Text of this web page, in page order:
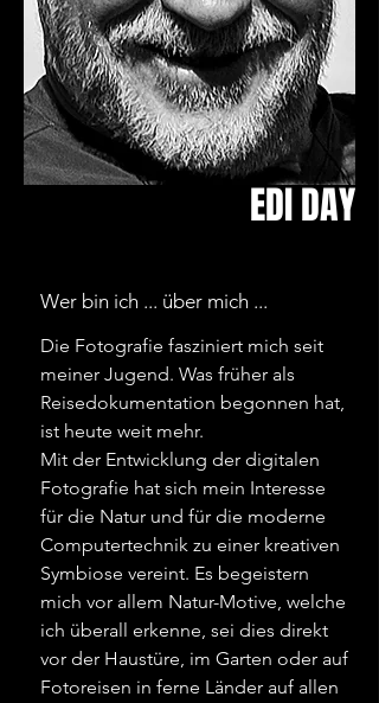
EDI DAY
Wer bin ich ... über mich ...
Die Fotografie fasziniert mich seit
meiner Jugend. Was früher als
Reisedokumentation begonnen hat,
ist heute weit mehr.
Mit der Entwicklung der digitalen
Fotografie hat sich mein Interesse
für die Natur und für die moderne
Computertechnik zu einer kreativen
Symbiose vereint. Es begeistern
mich vor allem Natur-Motive, welche
ich überall erkenne, sei dies direkt
vor der Haustüre, im Garten oder auf
Fotoreisen in ferne Länder auf allen